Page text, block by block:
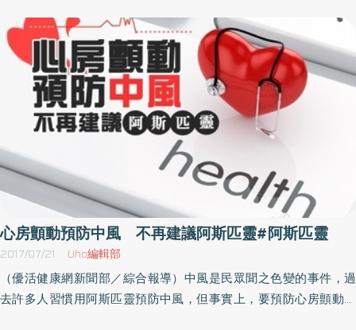
產生副作用，患者若同時服用非類固醇類消炎止痛藥，胃潰瘍、胃
出血很可能加劇，甚至需要急診。上述80歲老翁就是典型病例，此
時就得考慮先停藥，等情況穩定，再改換其他新型、較不傷胃，且
出血風險較小的抗血小板藥物，這樣中風風險才不會暴增。出現藥
物副作用 一定要盡早與醫師溝通、討論林浚仁醫師提醒，無論天
氣寒冷、炎熱，都要記得補充水分，水分攝取不足，中風風險也會
上升，而戒菸更是重要。此外，許多再次中風高風險族群以為光靠
調整飲食習慣、多運動，就能避免中風，事實上，高風險族群必須
規律用藥，才能真正預防中風再發生，若出現藥物副作用，千萬別
擅自停藥，一定要與醫師討論。如果出現一隻眼睛看東西突然黑黑
的、矇矇的，或半邊肢體無力、臉部不協調、說話困難等疑似中風
症狀，務必盡快就醫，以爭取黃金救援時間。（文章授權提供／健
康醫療網）
原來是傳統抗血小板藥物造成胃出血，導致這一連串現象，經過緊
急治療、休養，改變用藥，情況才逐漸改善。規律服用抗血小板藥
物 有效降低中風機率台灣腦中風學會資料顯示，每5名熬過腦中風
而存活下來的民眾中，會有1人在5年內產生第二次腦中風，一旦中
風，很可能就失能、失智。高雄醫學大學附設中和紀念醫院神經科
專任教授、腦中風中心主任趙雅琴表示，曾經發生中風的患者，無
論是腦中風，或暫時性腦缺血（俗稱小中風），往後再次中風機率
都比一般人高，因此必須規律服用抗血小板藥物，讓血液循環保持
通暢，才能有效降低再次中風機率。傳統抗血小板藥物以阿斯匹靈
為主，除了阿斯匹靈，也有其他新型抗血小板藥物可供選擇。趙雅
琴主任分析，阿斯匹靈是第一線用藥，目前使用阿斯匹靈預防中風
的患者還是佔多數，這類傳統抗血小板藥物雖然可降低中風風險，
但根據臨床觀察，約十分之一的用藥患者可能產生輕重不等副作
用，其中年長者、腸胃不好、胃潰瘍、亞洲人、有氣喘等過敏體質
族群更容易出現用藥不良反應。除了阿斯匹靈，也有其他新型抗血
心房顫動預防中風 不再建議阿斯匹靈#阿斯匹靈
2017/07/21 Uho編輯部
（優活健康網新聞部／綜合報導）中風是民眾聞之色變的事件，過
去許多人習慣用阿斯匹靈預防中風，但事實上，要預防心房顫動引